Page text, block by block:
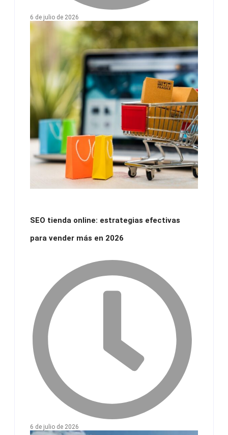
6 de julio de 2026
SEO tienda online: estrategias efectivas
para vender más en 2026
6 de julio de 2026